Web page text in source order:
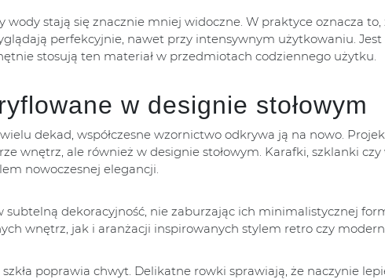
wody stają się znacznie mniej widoczne. W praktyce oznacza to,
perfekcyjnie, nawet przy intensywnym użytkowaniu.
stosują ten materiał w przedmiotach codziennego użytku.
w designie stołowym
dekad, współczesne wzornictwo odkrywa ją na nowo.
wnętrz, ale również w designie stołowym. Karafki, szklanki czy
nowoczesnej elegancji.
dekoracyjność, nie zaburzając ich minimalistycznej
wnętrz, jak i aranżacji inspirowanych stylem retro czy modern
poprawia chwyt. Delikatne rowki sprawiają, że naczynie